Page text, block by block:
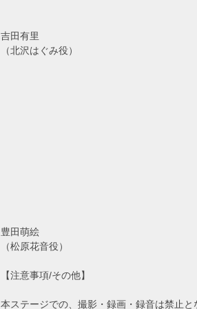
吉田有里
（北沢はぐみ役）
豊田萌絵
（松原花音役）
【注意事項/その他】
本ステージでの、撮影・録画・録音は禁止と